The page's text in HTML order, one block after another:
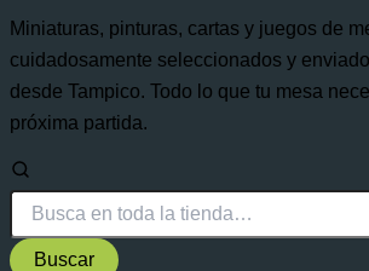
Miniaturas, pinturas, cartas y juegos de
cuidadosamente seleccionados y
desde Tampico. Todo lo que tu mesa
próxima partida.
Buscar